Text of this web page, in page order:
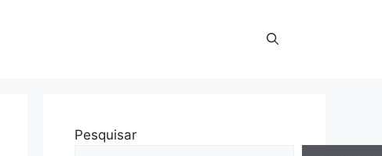
Pesquisar